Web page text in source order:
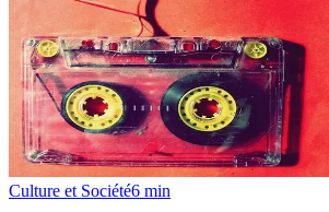
Culture et Société6 min